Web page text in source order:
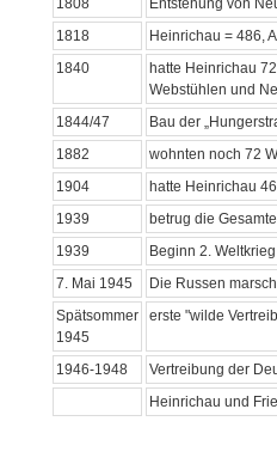
1808
Entstehung von
1818
Heinrichau = 486,
1840
hatte Heinrichau
Webstühlen und
1844/47
Bau der
1882
wohnten noch 72
1904
hatte Heinrichau
1939
betrug die
1939
Beginn 2. Weltkrieg
7. Mai 1945
Die Russen
Spätsommer
1945
erste "wilde
1946-1948
Vertreibung der
Heinrichau und